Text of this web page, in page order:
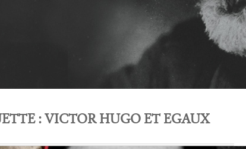
:VICTOR HUGO ET EGAUX